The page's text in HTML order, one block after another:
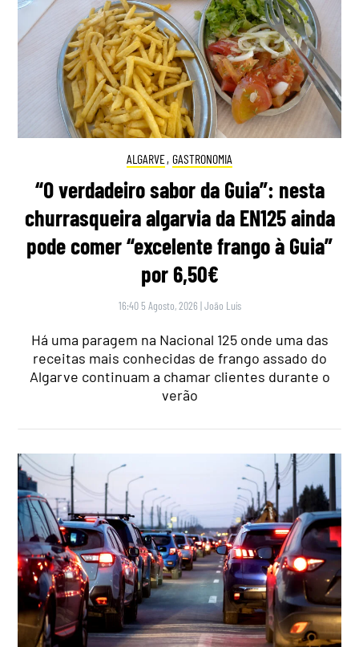
ALGARVE, GASTRONOMIA
“O verdadeiro sabor da Guia”: nesta
churrasqueira algarvia da EN125 ainda
pode comer “excelente frango à Guia”
por 6,50€
16:40 5 Agosto, 2026 |João Luís
Há uma paragem na Nacional 125 onde uma das
receitas mais conhecidas de frango assado do
Algarve continuam a chamar clientes durante o
verão